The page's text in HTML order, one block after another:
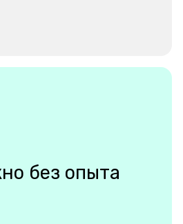
без опыта